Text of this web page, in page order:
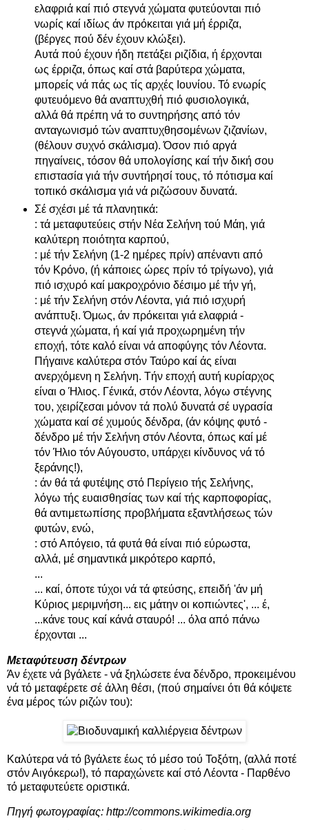
ελαφριά καί πιό στεγνά χώματα φυτεύονται πιό
νωρίς καί ιδίως άν πρόκειται γιά μή έρριζα,
(βέργες πού δέν έχουν κλώξει).
Αυτά πού έχουν ήδη πετάξει ριζίδια, ή έρχονται
ως έρριζα, όπως καί στά βαρύτερα χώματα,
μπορείς νά πάς ως τίς αρχές Ιουνίου. Τό ενωρίς
φυτευόμενο θά αναπτυχθή πιό φυσιολογικά,
αλλά θά πρέπη νά το συντηρήσης από τόν
ανταγωνισμό τών αναπτυχθησομένων ζιζανίων,
(θέλουν συχνό σκάλισμα). Όσον πιό αργά
πηγαίνεις, τόσον θά υπολογίσης καί τήν δική σου
επιστασία γιά τήν συντήρησί τους, τό πότισμα καί
τοπικό σκάλισμα γιά νά ριζώσουν δυνατά.
Σέ σχέσι μέ τά πλανητικά:
: τά μεταφυτεύεις στήν Νέα Σελήνη τού Μάη, γιά
καλύτερη ποιότητα καρπού,
: μέ τήν Σελήνη (1-2 ημέρες πρίν) απέναντι από
τόν Κρόνο, (ή κάποιες ώρες πρίν τό τρίγωνο), γιά
πιό ισχυρό καί μακροχρόνιο δέσιμο μέ τήν γή,
: μέ τήν Σελήνη στόν Λέοντα, γιά πιό ισχυρή
ανάπτυξι. Όμως, άν πρόκειται γιά ελαφριά -
στεγνά χώματα, ή καί γιά προχωρημένη τήν
εποχή, τότε καλό είναι νά αποφύγης τόν Λέοντα.
Πήγαινε καλύτερα στόν Ταύρο καί άς είναι
ανερχόμενη η Σελήνη. Τήν εποχή αυτή κυρίαρχος
είναι ο Ήλιος. Γένικά, στόν Λέοντα, λόγω στέγνης
του, χειρίζεσαι μόνον τά πολύ δυνατά σέ υγρασία
χώματα καί σέ χυμούς δένδρα, (άν κόψης φυτό -
δένδρο μέ τήν Σελήνη στόν Λέοντα, όπως καί μέ
τόν Ήλιο τόν Αύγουστο, υπάρχει κίνδυνος νά τό
ξεράνης!),
: άν θά τά φυτέψης στό Περίγειο τής Σελήνης,
λόγω τής ευαισθησίας των καί τής καρποφορίας,
θά αντιμετωπίσης προβλήματα εξαντλήσεως τών
φυτών, ενώ,
: στό Απόγειο, τά φυτά θά είναι πιό εύρωστα,
αλλά, μέ σημαντικά μικρότερο καρπό,
...
... καί, όποτε τύχοι νά τά φτεύσης, επειδή 'άν μή
Κύριος μεριμνήση... εις μάτην οι κοπιώντες', ... έ,
...κάνε τους καί κάνά σταυρό! ... όλα από πάνω
έρχονται ...
Μεταφύτευση δέντρων
Άν έχετε νά βγάλετε - νά ξηλώσετε ένα δένδρο, προκειμένου
νά τό μεταφέρετε σέ άλλη θέσι, (πού σημαίνει ότι θά κόψετε
ένα μέρος τών ριζών του):
Καλύτερα νά τό βγάλετε έως τό μέσο τού Τοξότη, (αλλά ποτέ
στόν Αιγόκερω!), τό παραχώνετε καί στό Λέοντα - Παρθένο
τό μεταφυτεύετε οριστικά.
Πηγή φωτογραφίας: http://commons.wikimedia.org